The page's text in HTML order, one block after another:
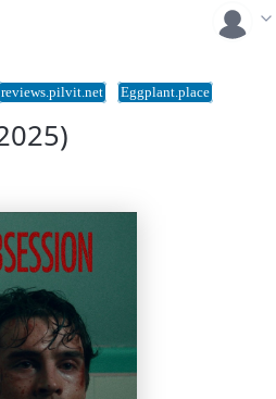
(2025)
reviews.pilvit.net
Eggplant.place